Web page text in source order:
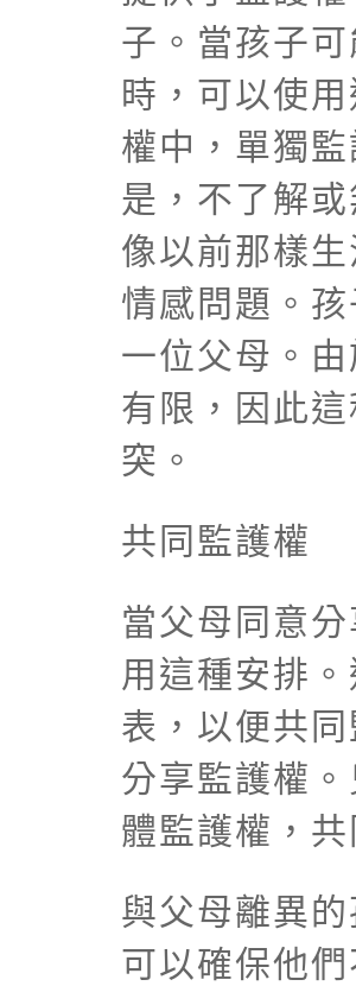
子。當孩子
時，可以使
權中，單獨
是，不了解
像以前那樣
情感問題。
一位父母。
有限，因此
突。
共同監護權
當父母同意
用這種安排
表，以便共
分享監護權
體監護權，
與父母離異
可以確保他